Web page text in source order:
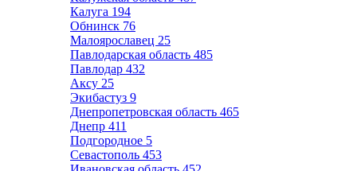
Калуга 194
Обнинск 76
Малоярославец 25
Павлодарская область 485
Павлодар 432
Аксу 25
Экибастуз 9
Днепропетровская область 465
Днепр 411
Подгородное 5
Севастополь 453